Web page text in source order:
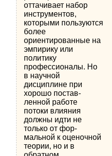
оттачивает набор
инструментов,
которыми пользуются
более
ориентированные на
эмпирику или
политику
профессионалы. Но
в научной
дисциплине при
хорошо постав­
ленной работе
потоки влияния
должны идти не
только от фор­
мальной к оценочной
теории, но и в